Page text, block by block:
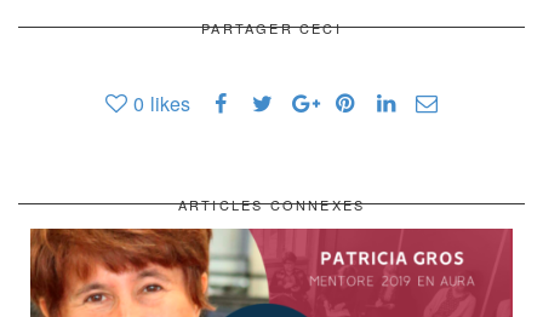
PARTAGER CECI
0 likes
ARTICLES CONNEXES